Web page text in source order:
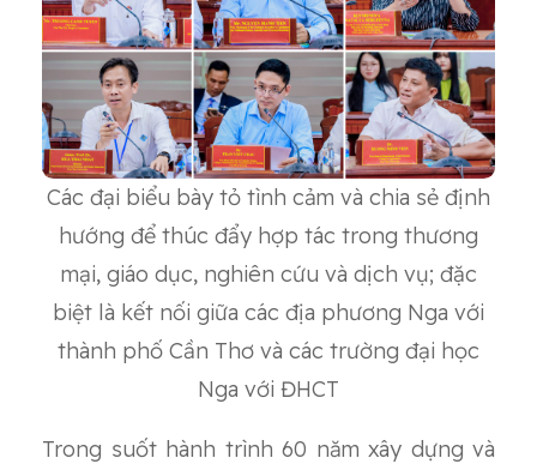
Các đại biểu bày tỏ tình cảm và chia sẻ định
hướng để thúc đẩy hợp tác trong thương
mại, giáo dục, nghiên cứu và dịch vụ; đặc
biệt là kết nối giữa các địa phương Nga với
thành phố Cần Thơ và các trường đại học
Nga với ĐHCT
Trong suốt hành trình 60 năm xây dựng và